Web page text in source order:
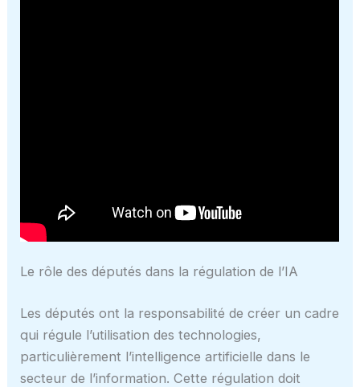
Le rôle des députés dans la régulation de l’IA
Les députés ont la responsabilité de créer un cadre
qui régule l’utilisation des technologies,
particulièrement l’intelligence artificielle dans le
secteur de l’information. Cette régulation doit